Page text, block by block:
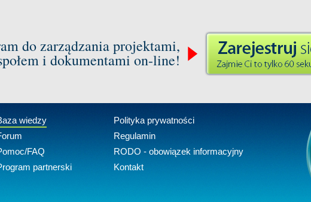
do zarządzania projektami,
i dokumentami on-line!
wiedzy
FAQ
partnerski
Polityka prywatności
Regulamin
RODO - obowiązek informacyjny
Kontakt